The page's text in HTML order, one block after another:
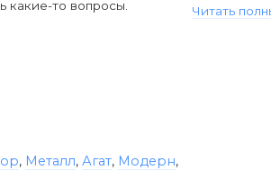
какие-то вопросы.
Читать
, Металл, Агат, Модерн,